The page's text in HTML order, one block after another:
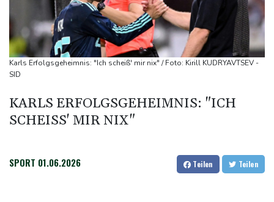
Trump-Hubschrauber über Washington womöglich
Passagierflugzeug zu nahe gekommen
Niedrigwasser: Industrie- und Schifffahrtsverbände fordern
konkrete Schritte
Extremes Niedrigwasser: Verkehrsminister Bilger lädt zu
Bundesgerichtshof urteilt über Mann wegen Kriegsverbrechen in
syrischem Bürgerkrieg
Karls Erfolgsgeheimnis: "Ich scheiß' mir nix" / Foto: Kirill KUDRYAVTSEV -
SID
KARLS ERFOLGSGEHEIMNIS: "ICH
SCHEISS' MIR NIX"
SPORT 01.06.2026 Teilen Teilen